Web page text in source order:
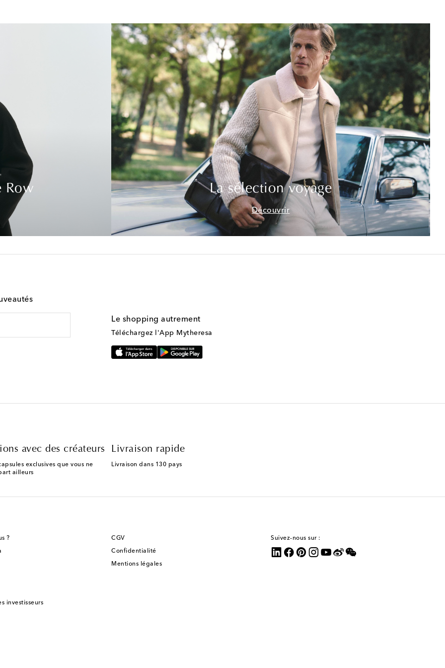
Row La sélection voyage
Découvrir
Le shopping autrement
Téléchargez l'App Mytheresa
avec des créateurs
exclusives que vous ne
ailleurs
Livraison rapide
Livraison dans 130 pays
?
investisseurs
CGV
Confidentialité
Mentions légales
Suivez-nous sur :